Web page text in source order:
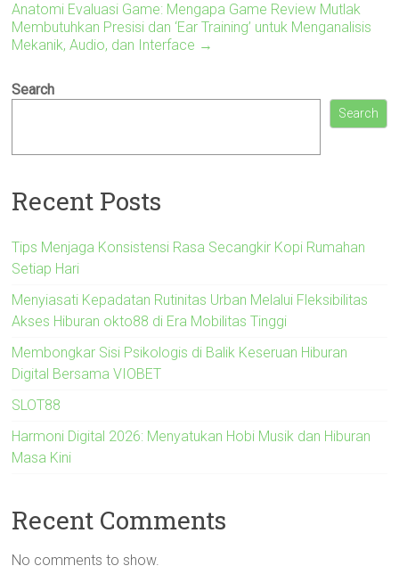
Anatomi Evaluasi Game: Mengapa Game Review Mutlak
Membutuhkan Presisi dan ‘Ear Training’ untuk Menganalisis
Mekanik, Audio, dan Interface →
Search
Search
Recent Posts
Tips Menjaga Konsistensi Rasa Secangkir Kopi Rumahan
Setiap Hari
Menyiasati Kepadatan Rutinitas Urban Melalui Fleksibilitas
Akses Hiburan okto88 di Era Mobilitas Tinggi
Membongkar Sisi Psikologis di Balik Keseruan Hiburan
Digital Bersama VIOBET
SLOT88
Harmoni Digital 2026: Menyatukan Hobi Musik dan Hiburan
Masa Kini
Recent Comments
No comments to show.